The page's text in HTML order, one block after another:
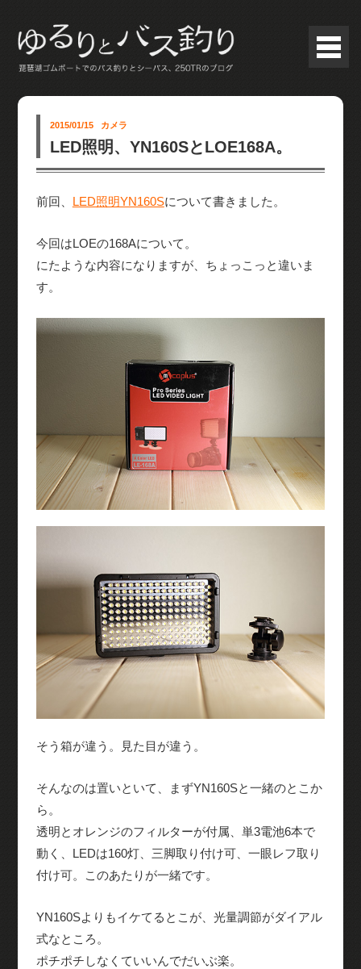
2015/01/15 カメラ
LED照明、YN160SとLOE168A。
前回、 LED照明YN160Sについて書きました。
今回はLOEの168Aについて。
にたような内容になりますが、ちょっこっと違いま
す。
そう箱が違う。見た目が違う。
そんなのは置いといて、まずYN160Sと一緒のとこか
ら。
透明とオレンジのフィルターが付属、単3電池6本で
動く、LEDは160灯、三脚取り付け可、一眼レフ取り
付け可。このあたりが一緒です。
YN160Sよりもイケてるとこが、光量調節がダイアル
式なところ。
ポチポチしなくていいんでだいぶ楽。